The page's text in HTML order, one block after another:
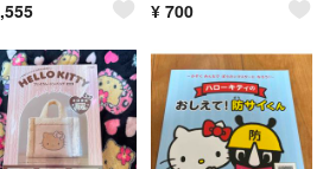
¥ 700